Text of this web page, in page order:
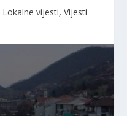
Lokalne vijesti, Vijesti